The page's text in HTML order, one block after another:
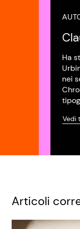
Ha
nei
Vedi
Articoli